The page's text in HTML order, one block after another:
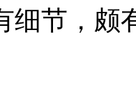
细节，颇